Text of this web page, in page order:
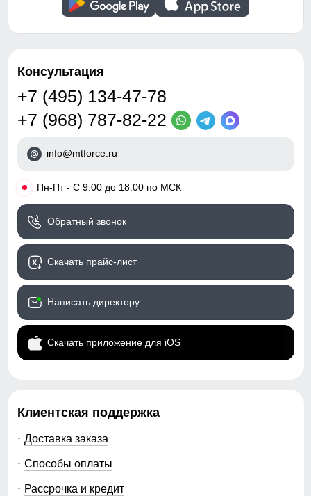
Консультация
+7 (495) 134-47-78
+7 (968) 787-82-22
info@mtforce.ru
• Пн-Пт - С 9:00 до 18:00 по МСК
Обратный звонок
Скачать прайс-лист
Написать директору
Скачать приложение для iOS
Клиентская поддержка
Доставка заказа
Способы оплаты
Рассрочка и кредит